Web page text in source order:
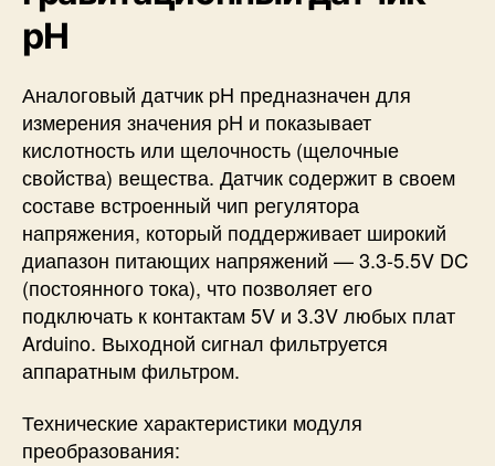
pH
Аналоговый датчик pH предназначен для
измерения значения pH и показывает
кислотность или щелочность (щелочные
свойства) вещества. Датчик содержит в своем
составе встроенный чип регулятора
напряжения, который поддерживает широкий
диапазон питающих напряжений — 3.3-5.5V DC
(постоянного тока), что позволяет его
подключать к контактам 5V и 3.3V любых плат
Arduino. Выходной сигнал фильтруется
аппаратным фильтром.
Технические характеристики модуля
преобразования: